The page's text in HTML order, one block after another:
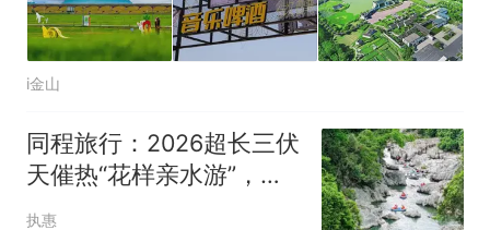
i金山
同程旅行：2026超长三伏
天催热“花样亲水游”，山
野溪谷玩法成一大黑马
执惠